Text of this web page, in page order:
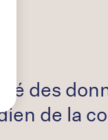
des
de la